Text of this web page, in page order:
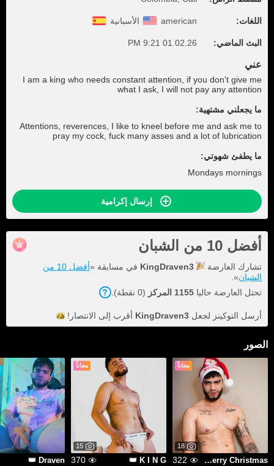
اللغات: american الأسبانية
البث الماضي: 01.02.26 9:21 PM
عني
I am a king who needs constant attention, if you don't give me
what I ask, I will not pay any attention
ما يجعلني مشتهية:
Attentions, reverences, I like to kneel before me and ask me to
pray my cock, fuck many asses and a lot of lubrication
ما يطفئ شهوتي:
Mondays mornings
إرسال إكرامية
أفضل 10 من الشبان
تشارك العارضة KingDraven3 في مسابقة «
أفضل 10 من
الشبان».
تحتل العارضة حاليا 1155 المركز (0 نقطة).
أرسل التوكينز لجعل KingDraven3 أقرب إلى الانتصار!
الصور
مجاناً
18
Merry Christmas 🎅🏼🎄
322
مجاناً
15
K I N G 👑
370
Draven 👑